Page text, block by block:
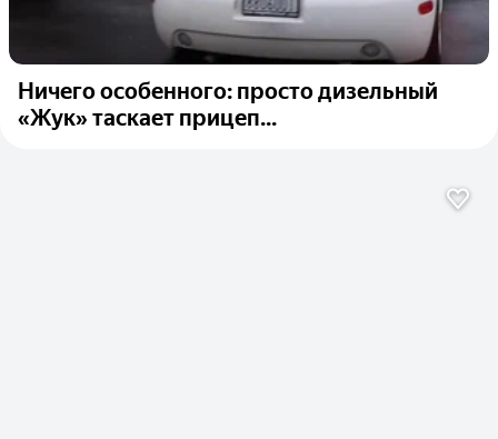
Ничего особенного: просто дизельный
«Жук» таскает прицеп...